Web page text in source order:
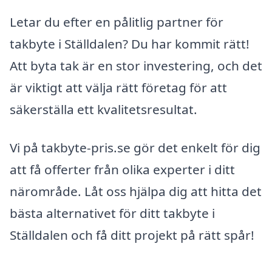
Letar du efter en pålitlig partner för
takbyte i Ställdalen? Du har kommit rätt!
Att byta tak är en stor investering, och det
är viktigt att välja rätt företag för att
säkerställa ett kvalitetsresultat.
Vi på takbyte-pris.se gör det enkelt för dig
att få offerter från olika experter i ditt
närområde. Låt oss hjälpa dig att hitta det
bästa alternativet för ditt takbyte i
Ställdalen och få ditt projekt på rätt spår!